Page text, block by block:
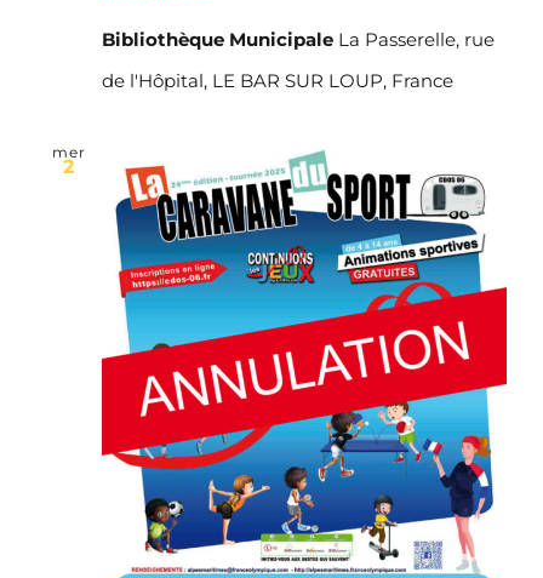
Bibliothèque Municipale La Passerelle, rue
de l'Hôpital, LE BAR SUR LOUP, France
mer
2